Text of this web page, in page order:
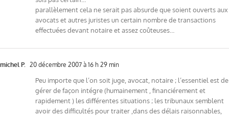
parallèlement cela ne serait pas absurde que soient ouverts aux
avocats et autres juristes un certain nombre de transactions
effectuées devant notaire et assez coûteuses…
michel P. 20 décembre 2007 à 16 h 29 min
Peu importe que l’on soit juge, avocat, notaire ; l’essentiel est de
gérer de façon intégre (humainement , financiérement et
rapidement ) les différentes situations ; les tribunaux semblent
avoir des difficultés pour traiter ,dans des délais raisonnables,